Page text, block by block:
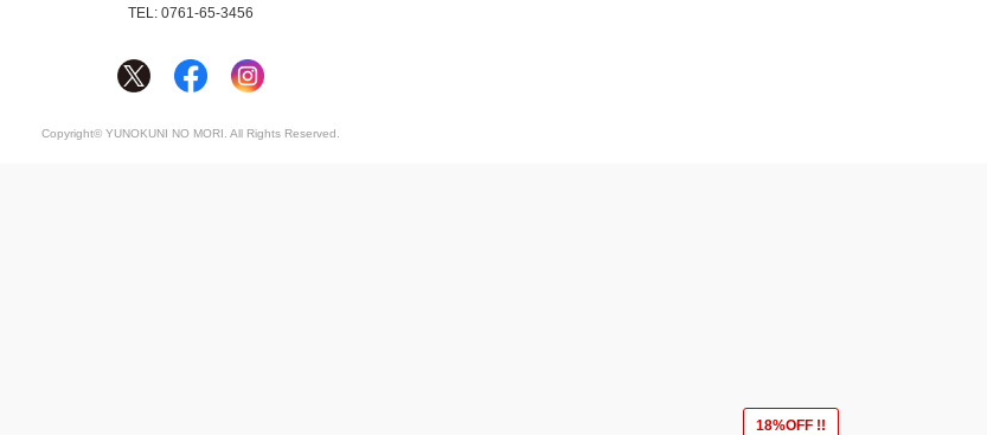
TEL: 0761-65-3456
Copyright© YUNOKUNI NO MORI. All Rights Reserved.
18%OFF !!